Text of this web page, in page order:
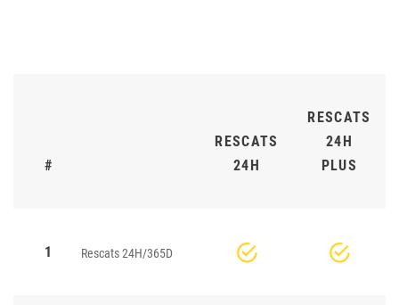
#
RESCATS
24H
RESCATS
24H
PLUS
1 Rescats 24H/365D